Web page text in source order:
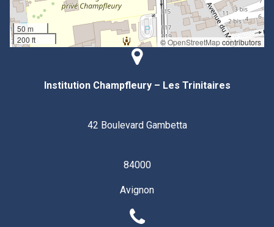
50 m
200 ft
©OpenStreetMapcontributors
Institution Champfleury – Les Trinitaires
42 Boulevard Gambetta
84000
Avignon